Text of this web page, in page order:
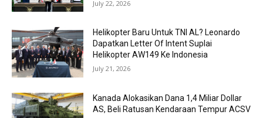
July 22, 2026
Helikopter Baru Untuk TNI AL? Leonardo
Dapatkan Letter Of Intent Suplai
Helikopter AW149 Ke Indonesia
July 21, 2026
Kanada Alokasikan Dana 1,4 Miliar Dollar
AS, Beli Ratusan Kendaraan Tempur ACSV